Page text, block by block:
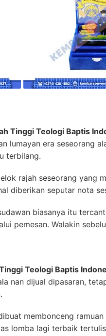
Tinggi Teologi Baptis
lumayan era seseorang
terbilang.
rajah seseorang yang
diberikan seputar nota
biasanya itu
pemesan. Walakin
Teologi Baptis
nan dijual dipasaran,
membonceng
lomba lagi terbaik